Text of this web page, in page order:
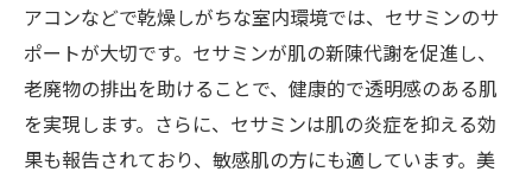
アコンなどで乾燥しがちな室内環境では、セサミンのサ
ポートが大切です。セサミンが肌の新陳代謝を促進し、
老廃物の排出を助けることで、健康的で透明感のある肌
を実現します。さらに、セサミンは肌の炎症を抑える効
果も報告されており、敏感肌の方にも適しています。美